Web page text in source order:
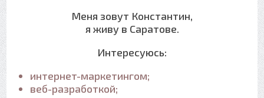
Меня зовут Константин,
я живу в Саратове.
Интересуюсь:
интернет-маркетингом;
веб-разработкой;